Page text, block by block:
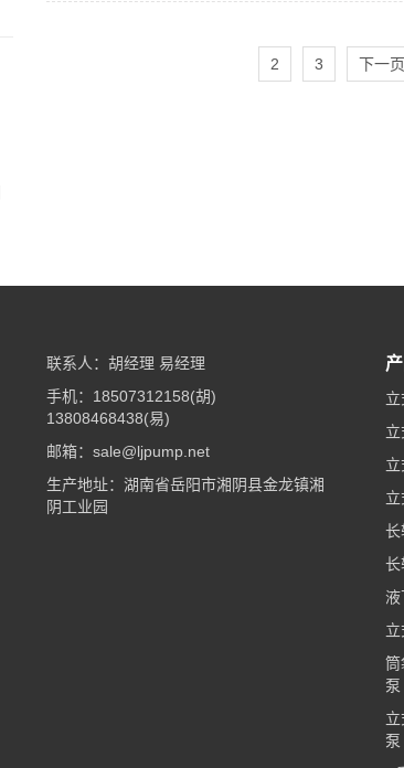
2 3 下一页
联系人：胡经理 易经理
手机：18507312158(胡)
13808468438(易)
邮箱：sale@ljpump.net
生产地址：湖南省岳阳市湘阴县金龙镇湘
阴工业园
长
长
液
筒
泵
泵